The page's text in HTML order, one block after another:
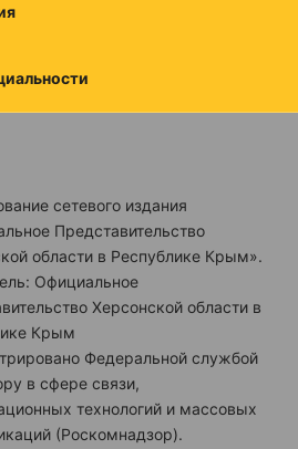
сетевого издания
Представительство
области в Республике Крым».
Официальное
Херсонской области в
Крым
Федеральной службой
в сфере связи,
технологий и массовых
(Роскомнадзор).